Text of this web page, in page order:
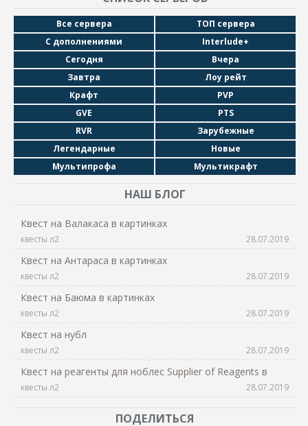
Все сервера
ТОП сервера
С дополнениями
Interlude+
Сегодня
Вчера
Завтра
Лоу рейт
Крафт
PVP
GVE
PTS
RVR
Зарубежные
Легендарные
Новые
Мультипрофа
Мультикрафт
НАШ БЛОГ
Квест на Валакаса в картинках
квесты л2 28.07.2019
Квест на Антараса в картинках
квесты л2 28.07.2019
Квест на Баюма в картинках
квесты л2 28.07.2019
Квест на нубл
квесты л2 28.07.2019
Квест на реагенты для ноблес Supplier of Reagents в
квесты л2 28.07.2019
ПОДЕЛИТЬСЯ